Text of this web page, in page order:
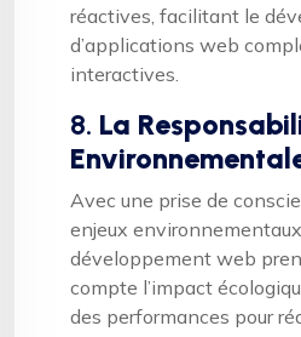
réactives, facilitant le
d’applications web
interactives.
8. La
Avec une prise de
enjeux
développement web
compte l’impact
des performances pour